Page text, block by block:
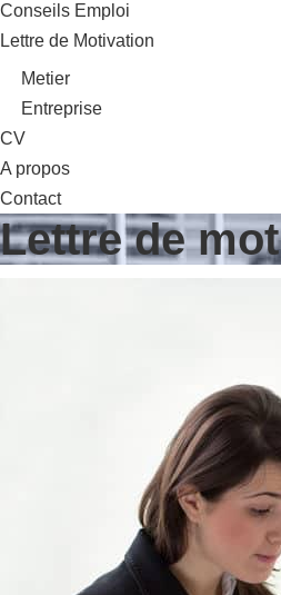
Conseils Emploi
Lettre de Motivation
Metier
Entreprise
CV
A propos
Contact
Lettre de